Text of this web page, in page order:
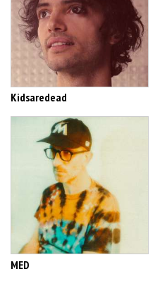
Kidsaredead
MED